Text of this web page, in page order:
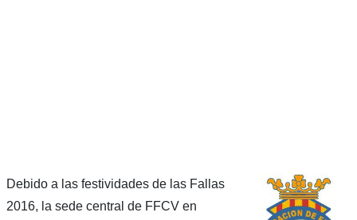
Debido a las festividades de las Fallas
2016, la sede central de FFCV en